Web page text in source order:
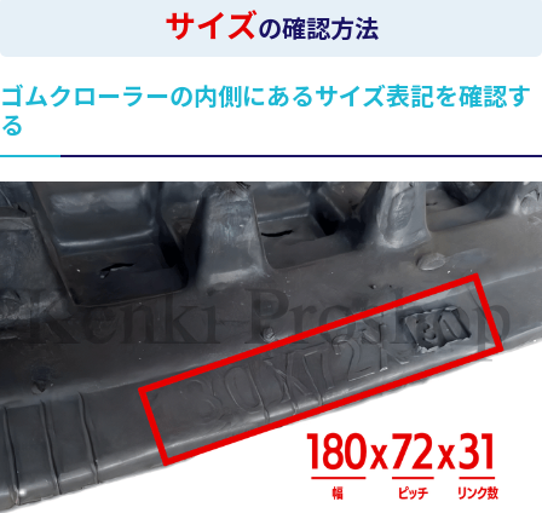
サイズの確認方法
ゴムクローラーの内側にあるサイズ表記を確認す
る